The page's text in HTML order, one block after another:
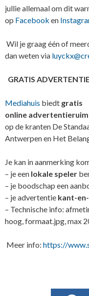
jullie allemaal om dit
op Facebook en
Wil je graag één of
dan weten via
GRATIS
Mediahuis biedt gratis
online
op de kranten De
Antwerpen en Het
Je kan in aanmerking
– je een lokale speler
– je boodschap een
– je advertentie kant-
– Technische info:
hoog, formaat.jpg, max
Meer info: https://